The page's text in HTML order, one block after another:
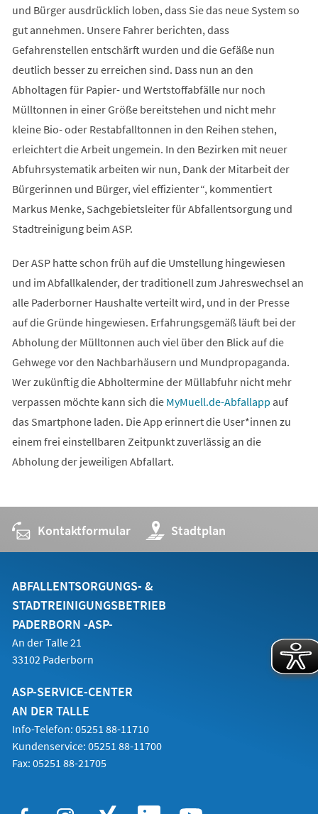
und Bürger ausdrücklich loben, dass Sie das neue System so
gut annehmen. Unsere Fahrer berichten, dass
Gefahrenstellen entschärft wurden und die Gefäße nun
deutlich besser zu erreichen sind. Dass nun an den
Abholtagen für Papier- und Wertstoffabfälle nur noch
Mülltonnen in einer Größe bereitstehen und nicht mehr
kleine Bio- oder Restabfalltonnen in den Reihen stehen,
erleichtert die Arbeit ungemein. In den Bezirken mit neuer
Abfuhrsystematik arbeiten wir nun, Dank der Mitarbeit der
Bürgerinnen und Bürger, viel effizienter“, kommentiert
Markus Menke, Sachgebietsleiter für Abfallentsorgung und
Stadtreinigung beim ASP.
Der ASP hatte schon früh auf die Umstellung hingewiesen
und im Abfallkalender, der traditionell zum Jahreswechsel an
alle Paderborner Haushalte verteilt wird, und in der Presse
auf die Gründe hingewiesen. Erfahrungsgemäß läuft bei der
Abholung der Mülltonnen auch viel über den Blick auf die
Gehwege vor den Nachbarhäusern und Mundpropaganda.
Wer zukünftig die Abholtermine der Müllabfuhr nicht mehr
verpassen möchte kann sich die MyMuell.de-Abfallapp
(Öffnet
einem
neuen
auf
das Smartphone laden. Die App erinnert die User*innen zu
einem frei einstellbaren Zeitpunkt zuverlässig an die
Abholung der jeweiligen Abfallart.
Kontaktformular Stadtplan
(Öffnet
in
einem
Tab)
ABFALLENTSORGUNGS- &
STADTREINIGUNGSBETRIEB
PADERBORN -ASP-
An der Talle 21
33102 Paderborn
ASP-SERVICE-CENTER
AN DER TALLE
Info-Telefon: 05251 88-11710
Kundenservice: 05251 88-11700
Fax: 05251 88-21705